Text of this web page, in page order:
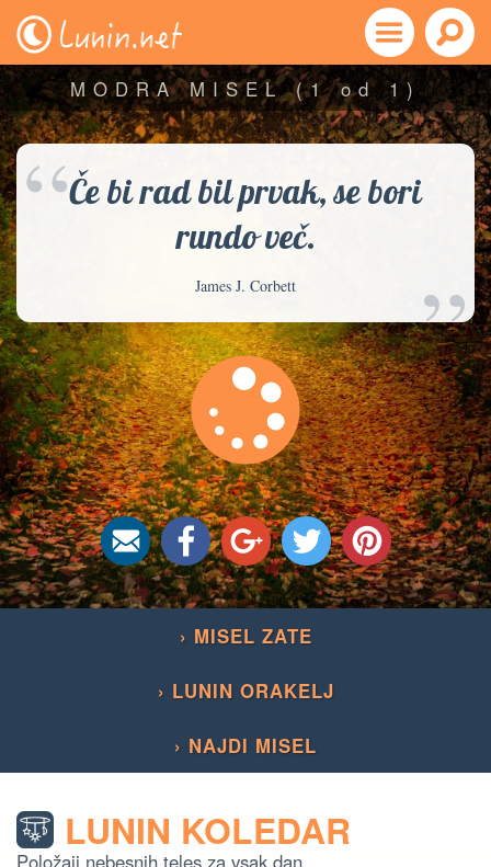
MODRA MISEL(1 od 1)
Če bi rad bil prvak, se bori
rundo več.
James J. Corbett ”
“
› MISEL ZATE
› LUNIN ORAKELJ
› NAJDI MISEL
LUNIN KOLEDAR
Položaji nebesnih teles za vsak dan